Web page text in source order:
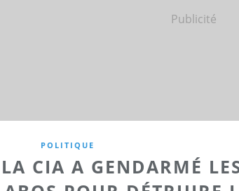
Publicité
POLITIQUE
CIA A GENDARMÉ